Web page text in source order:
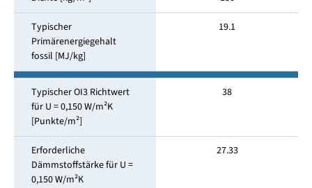
Typischer
Primärenergiegehalt
fossil [MJ/kg]
19.1
Typischer OI3 Richtwert
für U = 0,150 W/m²K
[Punkte/m²]
38
Erforderliche
Dämmstoffstärke für U =
0,150 W/m²K
27.33